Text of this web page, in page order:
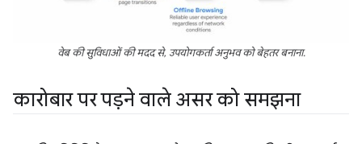
वेब की सुविधाओं की मदद से, उपयोगकर्ता अनुभव को बेहतर बनाना.
कारोबार पर पड़ने वाले असर को समझना